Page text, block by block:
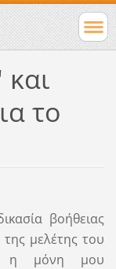
το
βοήθειας
μελέτης του
η μόνη μου